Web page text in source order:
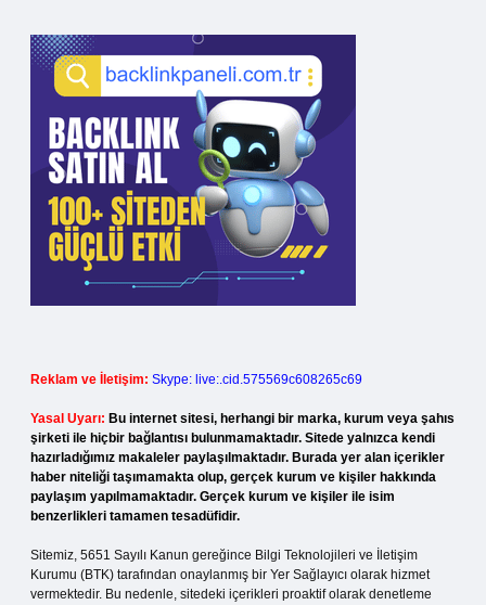
Reklam ve İletişim: Skype: live:.cid.575569c608265c69
Yasal Uyarı: Bu internet sitesi, herhangi bir marka, kurum veya şahıs
şirketi ile hiçbir bağlantısı bulunmamaktadır. Sitede yalnızca kendi
hazırladığımız makaleler paylaşılmaktadır. Burada yer alan içerikler
haber niteliği taşımamakta olup, gerçek kurum ve kişiler hakkında
paylaşım yapılmamaktadır. Gerçek kurum ve kişiler ile isim
benzerlikleri tamamen tesadüfidir.
Sitemiz, 5651 Sayılı Kanun gereğince Bilgi Teknolojileri ve İletişim
Kurumu (BTK) tarafından onaylanmış bir Yer Sağlayıcı olarak hizmet
vermektedir. Bu nedenle, sitedeki içerikleri proaktif olarak denetleme